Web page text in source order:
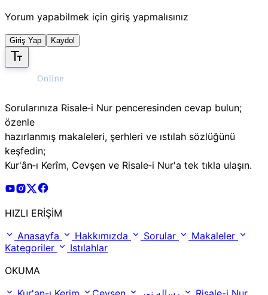
Yorum yapabilmek için giriş yapmalısınız
Giriş Yap Kaydol
Sorularınıza Risale‑i Nur penceresinden cevap bulun;
özenle
hazırlanmış makaleleri, şerhleri ve ıstılah sözlüğünü
keşfedin;
Kur'ân‑ı Kerîm, Cevşen ve Risale‑i Nur'a tek tıkla ulaşın.
Risale Online Youtube Hesabı
Risale Online Instagram Hesabı
Risale Online X Hesabı
HIZLI ERİŞİM
Anasayfa
Hakkımızda Sorular
Makaleler
Kategoriler
Istılahlar
OKUMA